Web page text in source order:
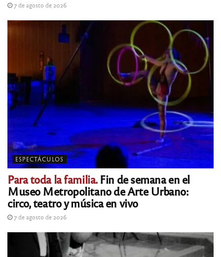
7 de agosto de 2026
ESPECTÁCULOS
Para toda la familia.Fin de semana en el
Museo Metropolitano de Arte Urbano:
circo, teatro y música en vivo
7 de agosto de 2026